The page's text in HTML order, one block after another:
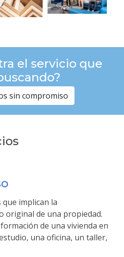
el servicio que
sin compromiso
implican la
original de una propiedad.
de una vivienda en
una oficina, un taller,